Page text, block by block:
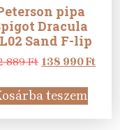
pipa
Dracula
Sand F-lip
889Ft Original
was:
152
889 Ft.
138 990Ft
990
teszem